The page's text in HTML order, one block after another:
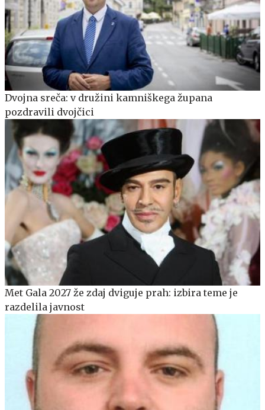
Dvojna sreča: v družini kamniškega župana
pozdravili dvojčici
Met Gala 2027 že zdaj dviguje prah: izbira teme je
razdelila javnost